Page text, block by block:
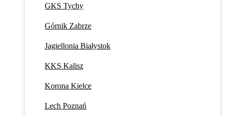
GKS Tychy
Górnik Zabrze
Jagiellonia Białystok
KKS Kalisz
Korona Kielce
Lech Poznań